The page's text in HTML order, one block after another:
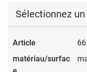
moment sans résidus
solution idéale pour
Sélectionnez